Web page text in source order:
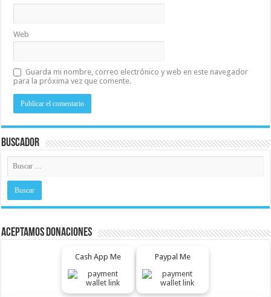
Web
Guarda mi nombre, correo electrónico y web en este navegador
para la próxima vez que comente.
Buscador
Aceptamos Donaciones
Cash App Me Paypal Me